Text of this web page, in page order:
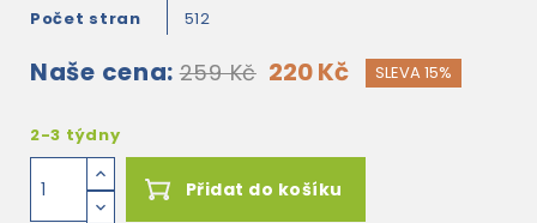
Počet stran
512
Naše cena: 259 Kč 220 Kč SLEVA 15%
2-3 týdny
Přidat do košíku